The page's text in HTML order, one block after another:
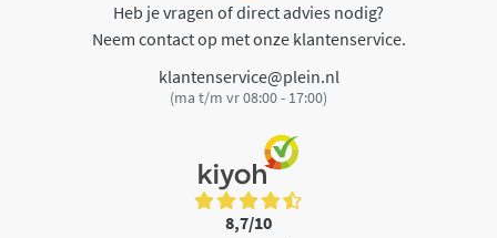
Heb je vragen of direct advies nodig?
Neem contact op met onze klantenservice.
klantenservice@plein.nl
(ma t/m vr 08:00 - 17:00)
8,7/10